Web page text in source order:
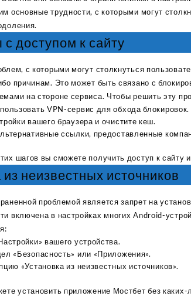
основные трудности, с которыми могут
доступом к сайту
с которыми могут столкнуться
причинам. Это может быть связано с
на стороне сервиса. Чтобы решить эту
VPN-сервис для обхода блокировок.
вашего браузера и очистите кеш.
ссылки, предоставленные
шагов вы сможете получить доступ к сайту
неизвестных источников
проблемой является запрет на
включена в настройках многих Android-
вашего устройства.
«Безопасность» или «Приложения».
«Установка из неизвестных источников».
установить приложение Мостбет без каких-